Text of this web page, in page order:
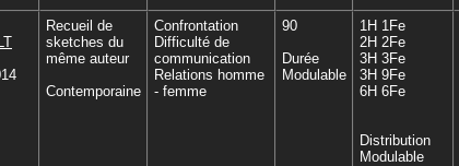
Recueil de
sketches du
même auteur
Contemporaine
Confrontation
Difficulté de
communication
Relations homme
- femme
90
Durée
Modulable
1H 1Fe
2H 2Fe
3H 3Fe
3H 9Fe
6H 6Fe
Distribution
Modulable